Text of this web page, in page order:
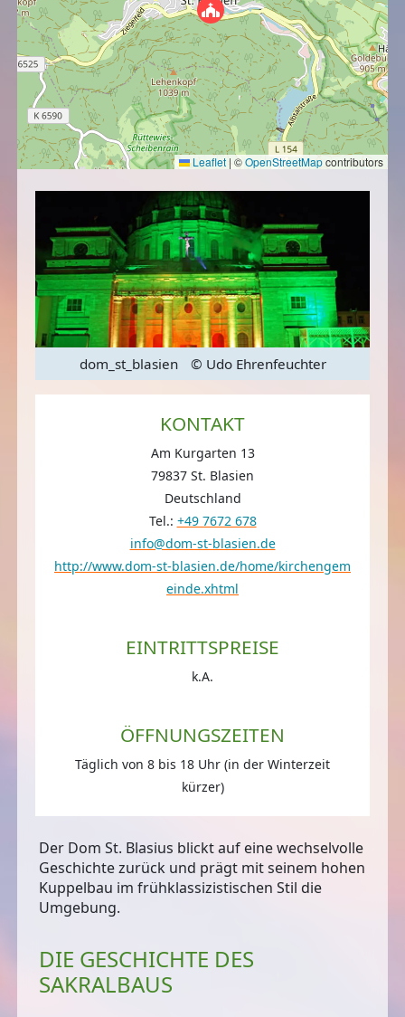
Leaflet | ©OpenStreetMapcontributors
dom_st_blasien © Udo Ehrenfeuchter
KONTAKT
Am Kurgarten 13
79837 St. Blasien
Deutschland
Tel.: +49 7672 678
info@dom-st-blasien.de
http://www.dom-st-blasien.de/home/kirchengem
einde.xhtml
EINTRITTSPREISE
k.A.
ÖFFNUNGSZEITEN
Täglich von 8 bis 18 Uhr (in der Winterzeit
kürzer)
Der Dom St. Blasius blickt auf eine wechselvolle
Geschichte zurück und prägt mit seinem hohen
Kuppelbau im frühklassizistischen Stil die
Umgebung.
DIE GESCHICHTE DES
SAKRALBAUS